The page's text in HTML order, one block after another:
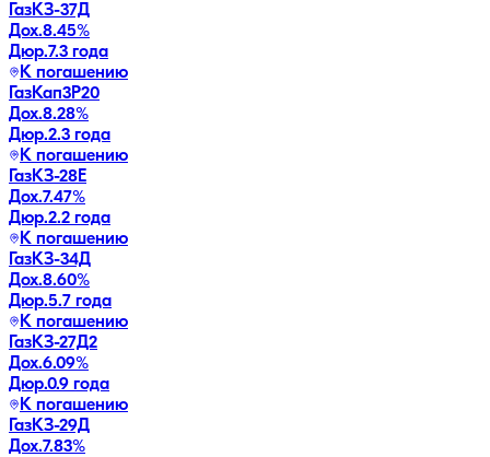
ГазКЗ-37Д
Дох.8.45%
Дюр.7.3 года
К погашению
ГазКап3P20
Дох.8.28%
Дюр.2.3 года
К погашению
ГазКЗ-28Е
Дох.7.47%
Дюр.2.2 года
К погашению
ГазКЗ-34Д
Дох.8.60%
Дюр.5.7 года
К погашению
ГазКЗ-27Д2
Дох.6.09%
Дюр.0.9 года
К погашению
ГазКЗ-29Д
Дох.7.83%